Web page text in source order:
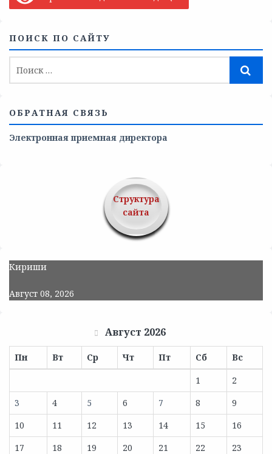
ПОИСК ПО САЙТУ
ОБРАТНАЯ СВЯЗЬ
Электронная приемная директора
Структура
сайта
Кириши
Август 08, 2026
Август 2026
Пн Вт Ср Чт Пт Сб
Вс
1
2
3
4 5 6 7 8
9
10
11 12 13 14 15
16
17
18 19 20 21 22
23